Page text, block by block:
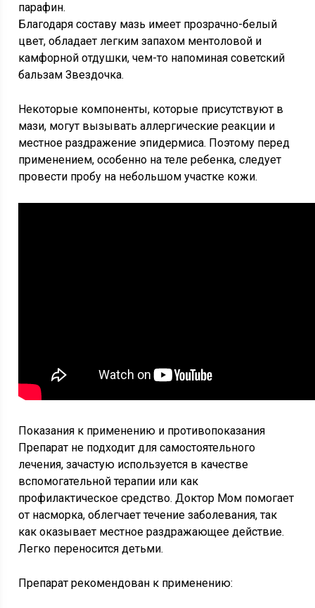
парафин.
Благодаря составу мазь имеет прозрачно-белый
цвет, обладает легким запахом ментоловой и
камфорной отдушки, чем-то напоминая советский
бальзам Звездочка.
Некоторые компоненты, которые присутствуют в
мази, могут вызывать аллергические реакции и
местное раздражение эпидермиса. Поэтому перед
применением, особенно на теле ребенка, следует
провести пробу на небольшом участке кожи.
Показания к применению и противопоказания
Препарат не подходит для самостоятельного
лечения, зачастую используется в качестве
вспомогательной терапии или как
профилактическое средство. Доктор Мом помогает
от насморка, облегчает течение заболевания, так
как оказывает местное раздражающее действие.
Легко переносится детьми.
Препарат рекомендован к применению: